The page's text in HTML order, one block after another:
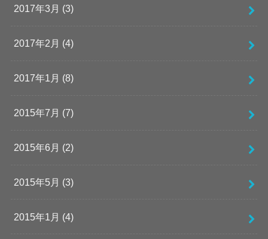
2017年3月 (3)
2017年2月 (4)
2017年1月 (8)
2015年7月 (7)
2015年6月 (2)
2015年5月 (3)
2015年1月 (4)